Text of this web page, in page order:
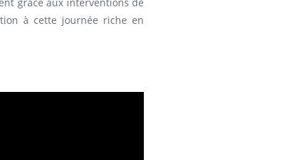
grâce aux interventions de
à cette journée riche en